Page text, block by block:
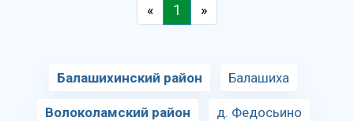
« 1 »
Балашихинский район Балашиха
Волоколамский район д. Федосьино